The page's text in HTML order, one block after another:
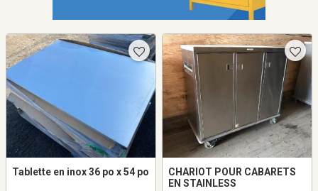
Tablette en inox 36 po x 54 po
CHARIOT POUR CABARETS
EN STAINLESS